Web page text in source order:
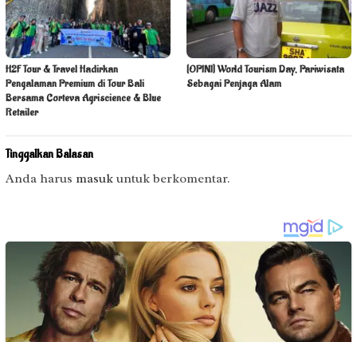
H2F Tour & Travel Hadirkan
Pengalaman Premium di Tour Bali
Bersama Corteva Agriscience & Blue
Retailer
[OPINI] World Tourism Day, Pariwisata
Sebagai Penjaga Alam
Tinggalkan Balasan
Anda harus masuk untuk berkomentar.